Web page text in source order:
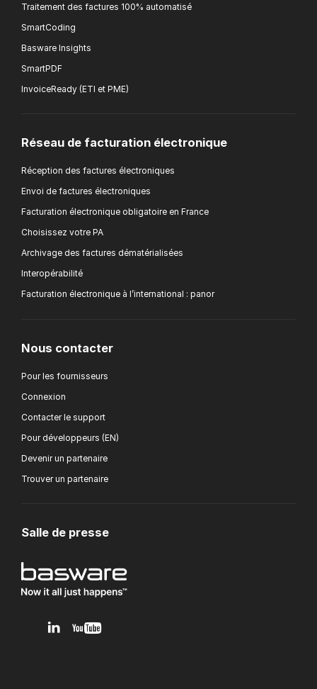
Traitement des factures 100% automatisé
SmartCoding
Basware Insights
SmartPDF
InvoiceReady (ETI et PME)
Réseau de facturation électronique
Réception des factures électroniques
Envoi de factures électroniques
Facturation électronique obligatoire en France
Choisissez votre PA
Archivage des factures dématérialisées
Interopérabilité
Facturation électronique à l’international : panor
Nous contacter
Pour les fournisseurs
Connexion
Contacter le support
Pour développeurs (EN)
Devenir un partenaire
Trouver un partenaire
Salle de presse